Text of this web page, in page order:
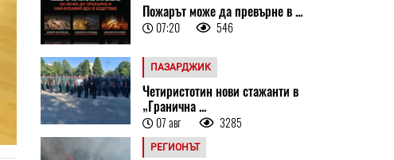
Пожарът може да превърне в ...
07:20 546
ПАЗАРДЖИК
Четиристотин нови стажанти в
„Гранична ...
07 авг 3285
РЕГИОНЪТ